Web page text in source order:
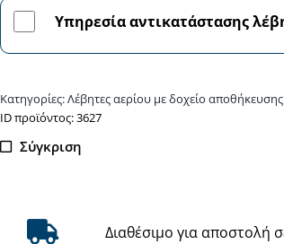
33GA
-
Λέβητας
ποσότητα
Υπηρεσία αντικατάστασης
Κατηγορίες:Λέβητες αερίου με δοχείο
ΙD προϊόντος: 3627
Σύγκριση
Διαθέσιμο για αποστολή